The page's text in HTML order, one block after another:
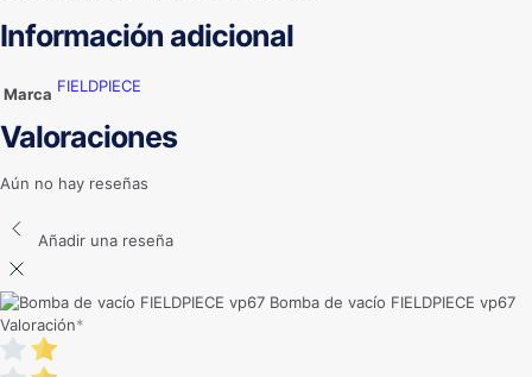
Información adicional
Marca FIELDPIECE
Valoraciones
Aún no hay reseñas
Añadir una reseña
Bomba de vacío FIELDPIECE vp67
Valoración*